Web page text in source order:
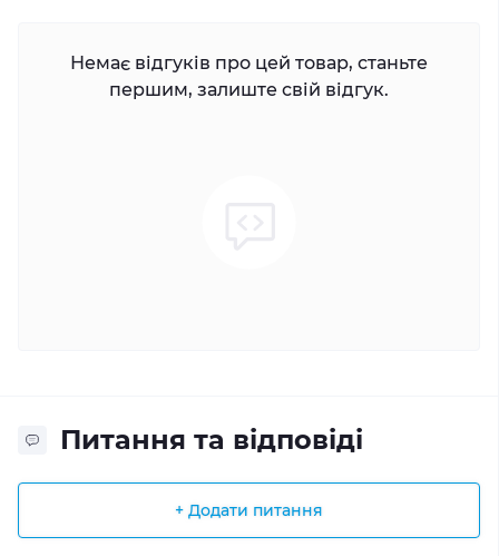
Немає відгуків про цей товар, станьте
першим, залиште свій відгук.
Питання та відповіді
+ Додати питання